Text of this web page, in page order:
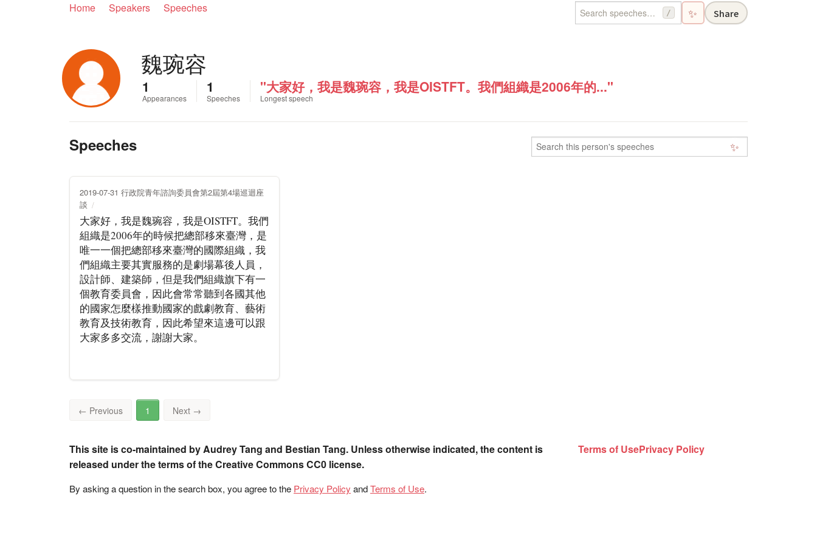
Home Speakers Speeches / ✨ Share
魏琬容
1
Appearances
1
Speeches
"大家好，我是魏琬容，我是OISTFT。我們組織是2006年的..."
Longest speech
Speeches ✨
2019-07-31 行政院青年諮詢委員會第2屆第4場巡迴座
談
大家好，我是魏琬容，我是OISTFT。我們
組織是2006年的時候把總部移來臺灣，是
唯一一個把總部移來臺灣的國際組織，我
們組織主要其實服務的是劇場幕後人員，
設計師、建築師，但是我們組織旗下有一
個教育委員會，因此會常常聽到各國其他
的國家怎麼樣推動國家的戲劇教育、藝術
教育及技術教育，因此希望來這邊可以跟
大家多多交流，謝謝大家。
← Previous 1 Next →
This site is co-maintained by Audrey Tang and Bestian Tang. Unless otherwise indicated, the content is
released under the terms of the Creative Commons CC0 license.
By asking a question in the search box, you agree to the Privacy Policy andTerms of Use.
Terms of UsePrivacy Policy